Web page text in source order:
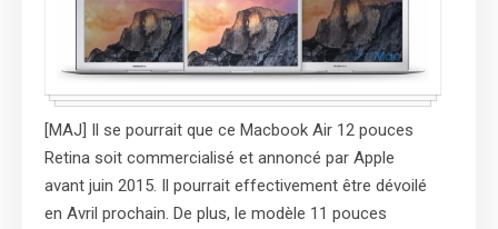
[MAJ] Il se pourrait que ce Macbook Air 12 pouces
Retina soit commercialisé et annoncé par Apple
avant juin 2015. Il pourrait effectivement être dévoilé
en Avril prochain. De plus, le modèle 11 pouces